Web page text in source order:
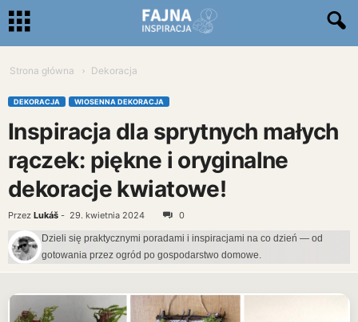
Strona główna Dekoracja
DEKORACJA WIOSENNA DEKORACJA
Inspiracja dla sprytnych małych
rączek: piękne i oryginalne
dekoracje kwiatowe!
Przez Lukáš - 29. kwietnia 2024 0
Dzieli się praktycznymi poradami i inspiracjami na co dzień — od
gotowania przez ogród po gospodarstwo domowe.